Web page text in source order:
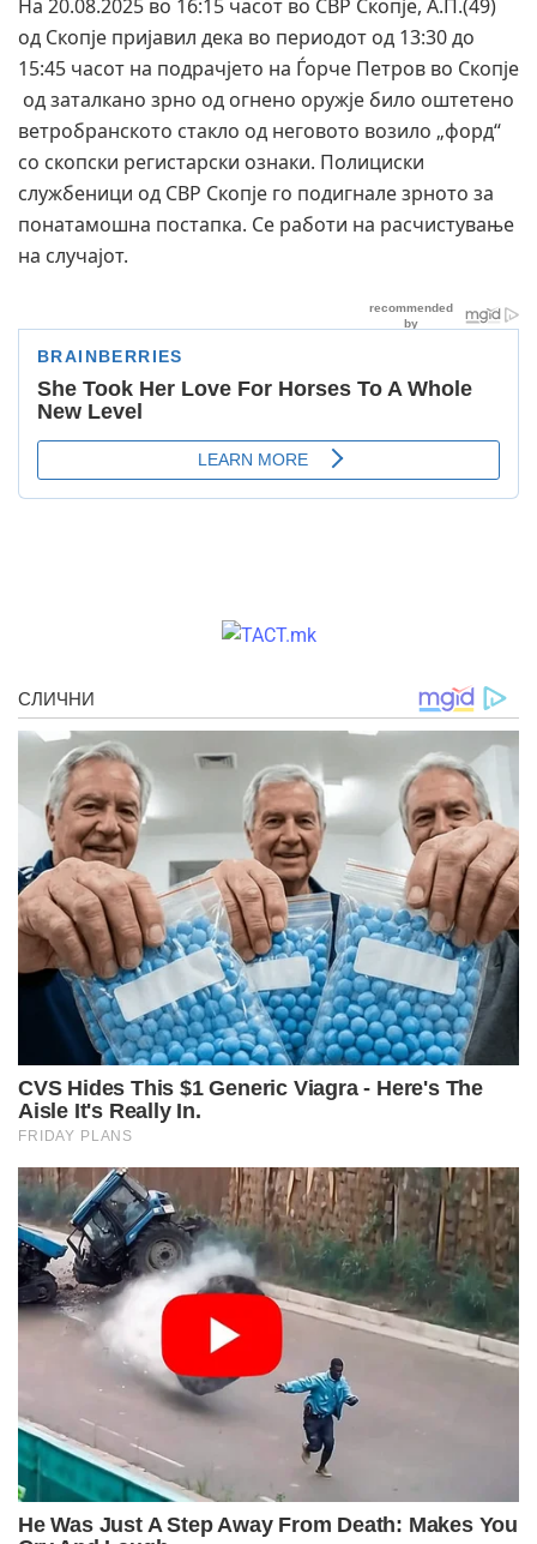
На 20.08.2025 во 16:15 часот во СВР Скопје, А.П.(49)
од Скопје пријавил дека во периодот од 13:30 до
15:45 часот на подрачјето на Ѓорче Петров во Скопје
од заталкано зрно од огнено оружје било оштетено
ветробранското стакло од неговото возило „форд“
со скопски регистарски ознаки. Полициски
службеници од СВР Скопје го подигнале зрното за
понатамошна постапка. Се работи на расчистување
на случајот.